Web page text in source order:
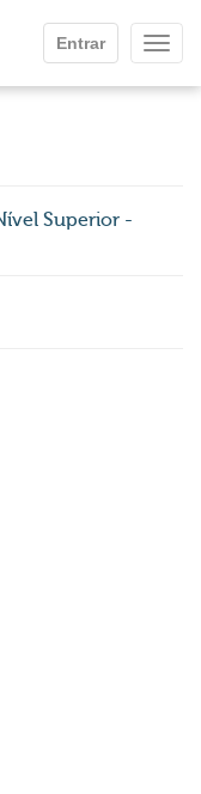
Entrar
Superior -